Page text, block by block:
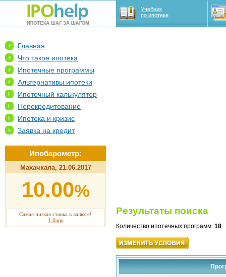
Учебник
по ипотеке
Главная
Что такое ипотека
Ипотечные программы
Альтернативы ипотеки
Ипотечный калькулятор
Перекредитование
Ипотека и кризис
Заявка на кредит
Ипобарометр:
Махачкала, 21.06.2017
10.00%
Самая низкая ставка в валюте!
1 банк
Результаты поиска
Количество ипотечных программ: 18